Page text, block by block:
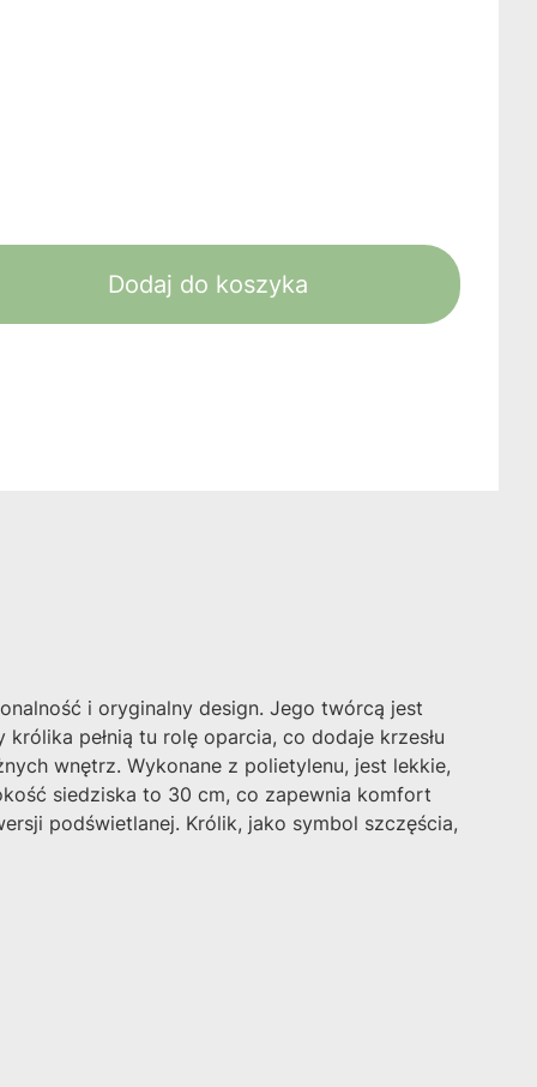
Dodaj do koszyka
i oryginalny design. Jego twórcą jest
pełnią tu rolę oparcia, co dodaje krzesłu
wnętrz. Wykonane z polietylenu, jest lekkie,
siedziska to 30 cm, co zapewnia komfort
podświetlanej. Królik, jako symbol szczęścia,